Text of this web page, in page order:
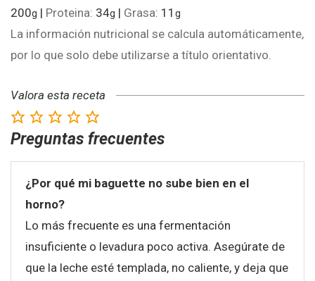
200g | Proteina: 34g | Grasa: 11 g
La información nutricional se calcula automáticamente,
por lo que solo debe utilizarse a título orientativo.
Valora esta receta
Preguntas frecuentes
¿Por qué mi baguette no sube bien en el
horno?
Lo más frecuente es una fermentación
insuficiente o levadura poco activa. Asegúrate de
que la leche esté templada, no caliente, y deja que